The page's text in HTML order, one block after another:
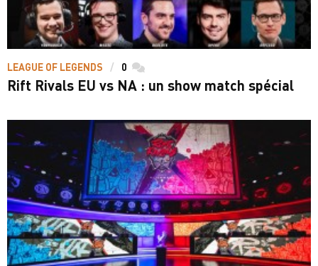
LEAGUE OF LEGENDS 0 commentaires
Rift Rivals EU vs NA : un show match spécial